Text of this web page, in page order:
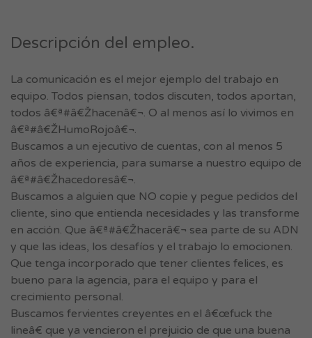
Descripción del empleo.
La comunicación es el mejor ejemplo del trabajo en
equipo. Todos piensan, todos discuten, todos aportan,
todos â€ª#â€Žhacenâ€¬. O al menos así lo vivimos en
â€ª#â€ŽHumoRojoâ€¬.
Buscamos a un ejecutivo de cuentas, con al menos 5
años de experiencia, para sumarse a nuestro equipo de
â€ª#â€Žhacedoresâ€¬.
Buscamos a alguien que NO copie y pegue pedidos del
cliente, sino que entienda necesidades y las transforme
en acción. Que â€ª#â€Žhacerâ€¬ sea parte de su ADN
y que las ideas, los desafíos y el trabajo lo emocionen.
Que tenga incorporado que tener clientes felices, es
bueno para la agencia, para el equipo y para el
crecimiento personal.
Buscamos fervientes creyentes en el â€œfuck the
lineâ€ que ya vencieron el prejuicio de que una buena